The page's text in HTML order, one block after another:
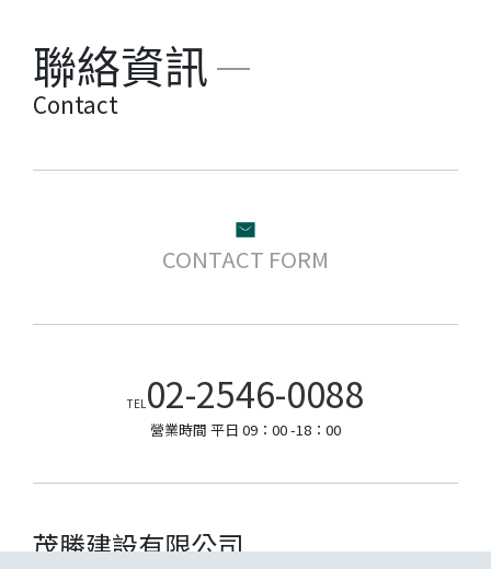
聯絡資訊
Contact
CONTACT FORM
TEL02-2546-0088
營業時間 平日 09：00 -18：00
茂勝建設有限公司